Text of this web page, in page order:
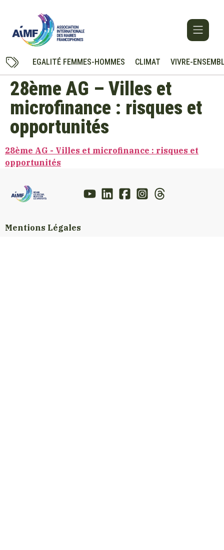
EGALITÉ FEMMES-HOMMES CLIMAT VIVRE-
28ème AG – Villes et
microfinance : risques et
opportunités
28ème AG - Villes et microfinance : risques et
opportunités
Mentions Légales